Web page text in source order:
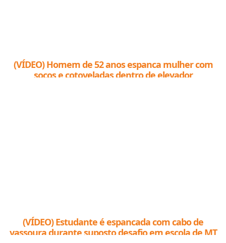
(VÍDEO) Homem de 52 anos espanca mulher com
socos e cotoveladas dentro de elevador
(VÍDEO) Estudante é espancada com cabo de
vassoura durante suposto desafio em escola de MT